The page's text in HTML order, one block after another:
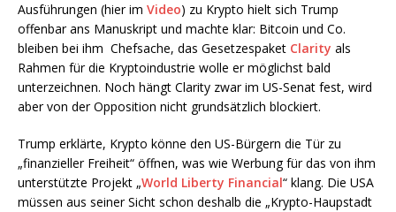
Ausführungen (hier im Video) zu Krypto hielt sich Trump
offenbar ans Manuskript und machte klar: Bitcoin und Co.
bleiben bei ihm Chefsache, das Gesetzespaket Clarity als
Rahmen für die Kryptoindustrie wolle er möglichst bald
unterzeichnen. Noch hängt Clarity zwar im US-Senat fest, wird
aber von der Opposition nicht grundsätzlich blockiert.
Trump erklärte, Krypto könne den US-Bürgern die Tür zu
„finanzieller Freiheit“ öffnen, was wie Werbung für das von ihm
unterstützte Projekt „World Liberty Financial“ klang. Die USA
müssen aus seiner Sicht schon deshalb die „Krypto-Haupstadt